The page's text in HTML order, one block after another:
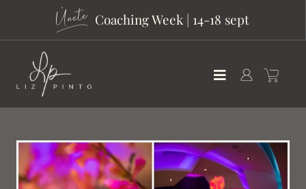
Coaching Week | 14-18 sept